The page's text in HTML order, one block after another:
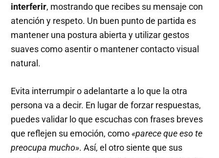
interferir, mostrando que recibes su mensaje con
atención y respeto. Un buen punto de partida es
mantener una postura abierta y utilizar gestos
suaves como asentir o mantener contacto visual
natural.
Evita interrumpir o adelantarte a lo que la otra
persona va a decir. En lugar de forzar respuestas,
puedes validar lo que escuchas con frases breves
que reflejen su emoción, como«parece que eso te
preocupa mucho». Así, el otro siente que sus